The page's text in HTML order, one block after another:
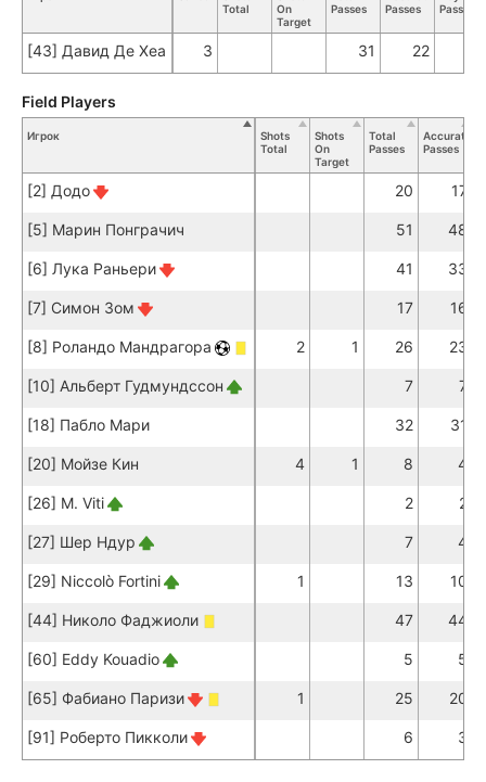
Total
On
Target
Passes
Passes
Passes
[43] Давид Де Хеа 3 31 22
Игрок
Shots
Total
Shots
On
Target
Total
Passes
Accurate
Passes
[2] Додо 20 17
[5] Марин Понграчич 51 48
[6] Лука Раньери 41 33
[7] Симон Зом 17 16
[8] Роландо Мандрагора 2 1 26 23
[10] Альберт Гудмундссон 7 7
[18] Пабло Мари 32 31
[20] Мойзе Кин 4 1 8 4
[26] M. Viti 2 2
[27] Шер Ндур 7 4
[29] Niccolò Fortini 1 13 10
[44] Николо Фаджиоли 47 44
[60] Eddy Kouadio 5 5
[65] Фабиано Паризи 1 25 20
[91] Роберто Пикколи 6 3
Field Players